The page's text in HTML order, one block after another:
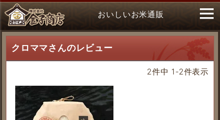
おいしいお米通販
クロママさんのレビュー
2件中 1 -2件表示